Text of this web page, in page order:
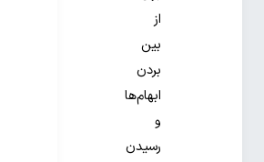
از
بین
بردن
ابهام‌ها
و
رسیدن